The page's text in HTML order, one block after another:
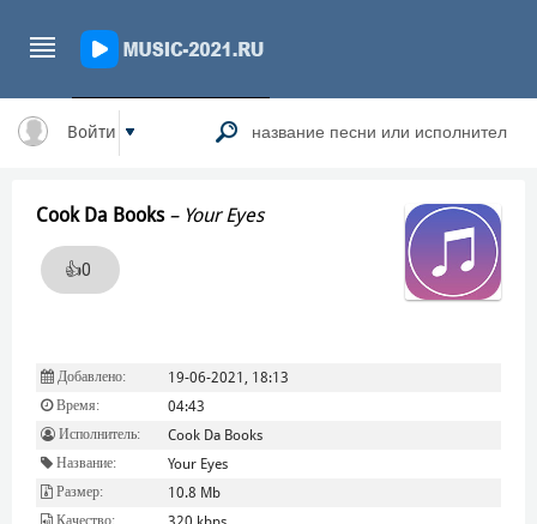
Войти
Cook Da Books – Your Eyes
👍0
Добавлено: 19-06-2021, 18:13
Время: 04:43
Исполнитель: Cook Da Books
Название: Your Eyes
Размер: 10.8 Mb
Качество: